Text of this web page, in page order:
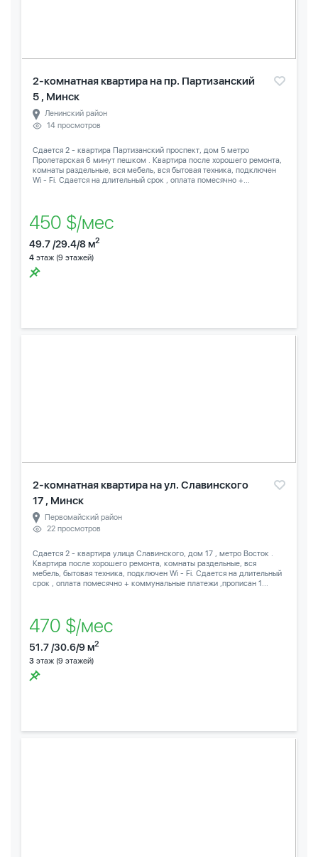
2-комнатная квартира на пр. Партизанский
5 , Минск
Ленинский район
14 просмотров
Сдается 2 - квартира Партизанский проспект, дом 5 метро
Пролетарская 6 минут пешком . Квартира после хорошего ремонта,
комнаты раздельные, вся мебель, вся бытовая техника, подключен
Wi - Fi. Сдается на длительный срок , оплата помесячно +...
450 $/мес
49.7 /29.4/8 м2
4 этаж (9 этажей)
2-комнатная квартира на ул. Славинского
17 , Минск
Первомайский район
22 просмотров
Сдается 2 - квартира улица Славинского, дом 17 , метро Восток .
Квартира после хорошего ремонта, комнаты раздельные, вся
мебель, бытовая техника, подключен Wi - Fi. Сдается на длительный
срок , оплата помесячно + коммунальные платежи ,прописан 1...
470 $/мес
51.7 /30.6/9 м2
3 этаж (9 этажей)